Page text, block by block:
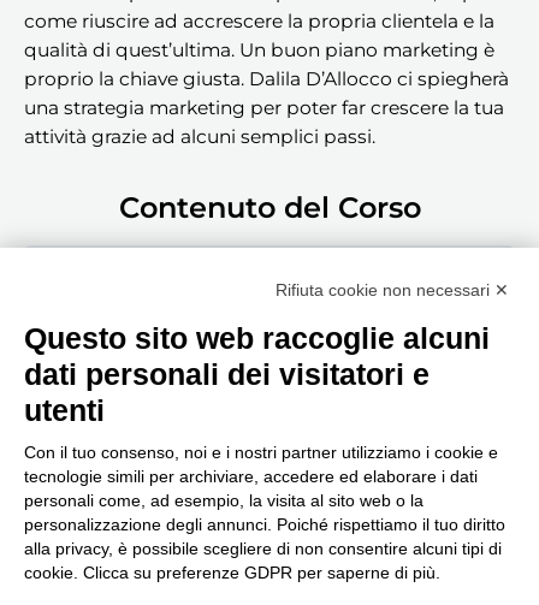
come riuscire ad accrescere la propria clientela e la
qualità di quest’ultima. Un buon piano marketing è
proprio la chiave giusta. Dalila D’Allocco ci spiegherà
una strategia marketing per poter far crescere la tua
attività grazie ad alcuni semplici passi.
Contenuto del Corso
Clicca qui per accedere al podcast
Seguici, siamo in continuo
aggiornamento...
Rifiuta cookie non necessari ✕
Questo sito web raccoglie alcuni
dati personali dei visitatori e
utenti
Con il tuo consenso, noi e i nostri partner utilizziamo i cookie e
tecnologie simili per archiviare, accedere ed elaborare i dati
personali come, ad esempio, la visita al sito web o la
personalizzazione degli annunci. Poiché rispettiamo il tuo diritto
alla privacy, è possibile scegliere di non consentire alcuni tipi di
cookie. Clicca su preferenze GDPR per saperne di più.